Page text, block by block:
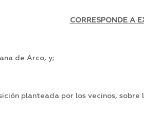
CORRESPONDE A
de Arco, y;
planteada por los vecinos,